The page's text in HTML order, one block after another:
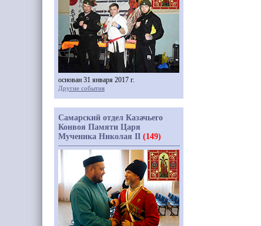
основан 31 января 2017 г.
Другие события
Самарский отдел Казачьего
Конвоя Памяти Царя
Мученика Николая II (149)